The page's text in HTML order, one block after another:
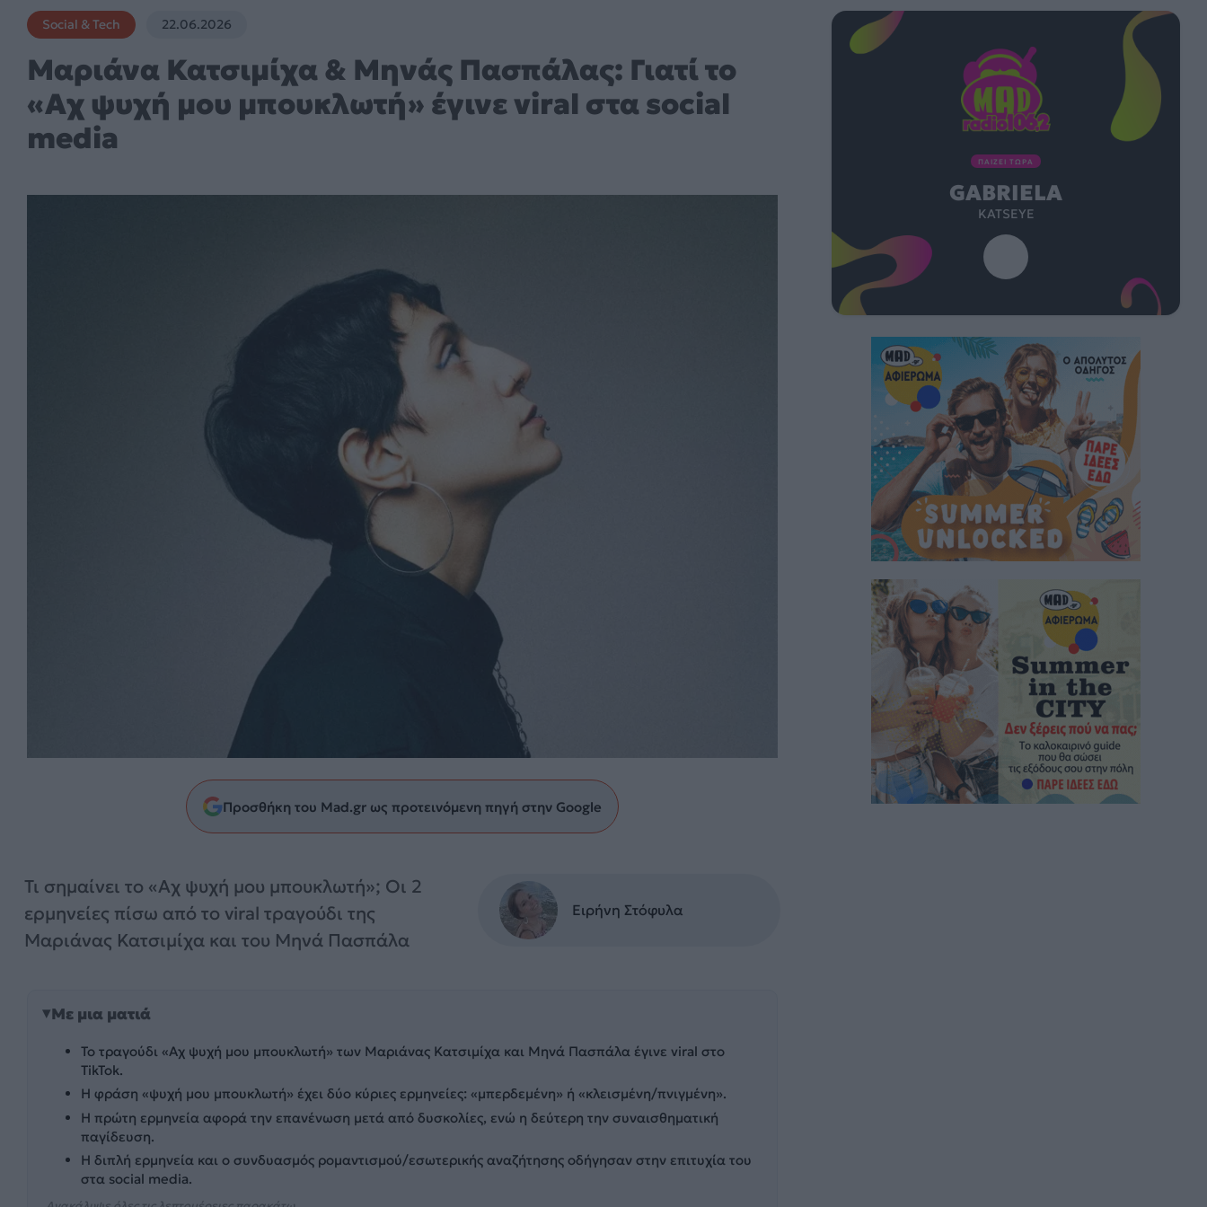
Social & Tech 22.06.2026
Μαριάνα Κατσιμίχα & Μηνάς Πασπάλας: Γιατί το
«Αχ ψυχή μου μπουκλωτή» έγινε viral στα social
media
Προσθήκη του Mad.gr ως προτεινόμενη πηγή στην Google
Τι σημαίνει το «Αχ ψυχή μου μπουκλωτή»; Οι 2
ερμηνείες πίσω από το viral τραγούδι της
Μαριάνας Κατσιμίχα και του Μηνά Πασπάλα
Ειρήνη Στόφυλα
Με μια ματιά
Το τραγούδι «Αχ ψυχή μου μπουκλωτή» των Μαριάνας Κατσιμίχα και Μηνά Πασπάλα έγινε viral στο
TikTok.
Η φράση «ψυχή μου μπουκλωτή» έχει δύο κύριες ερμηνείες: «μπερδεμένη» ή «κλεισμένη/πνιγμένη».
Η πρώτη ερμηνεία αφορά την επανένωση μετά από δυσκολίες, ενώ η δεύτερη την συναισθηματική
παγίδευση.
Η διπλή ερμηνεία και ο συνδυασμός ρομαντισμού/εσωτερικής αναζήτησης οδήγησαν στην επιτυχία του
στα social media.
ΠΑΙΖΕΙ ΤΩΡΑ
GABRIELA
KATSEYE